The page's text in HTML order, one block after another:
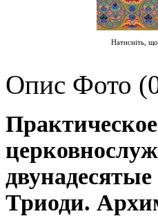
Натисніть,
Опис Фото
Триоди.